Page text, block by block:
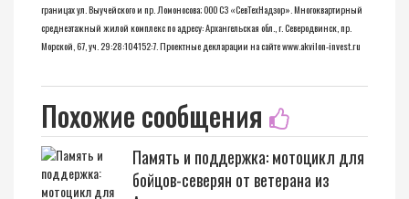
границах ул. Выучейского и пр. Ломоносова; ООО СЗ «СевТехНадзор». Многоквартирный
среднеэтажный жилой комплекс по адресу: Архангельская обл., г. Северодвинск, пр.
Морской, 67, уч. 29:28:104152:7. Проектные декларации на сайтеwww.akvilon-invest.ru
Похожие сообщения
Память и поддержка: мотоцикл для
бойцов-северян от ветерана из